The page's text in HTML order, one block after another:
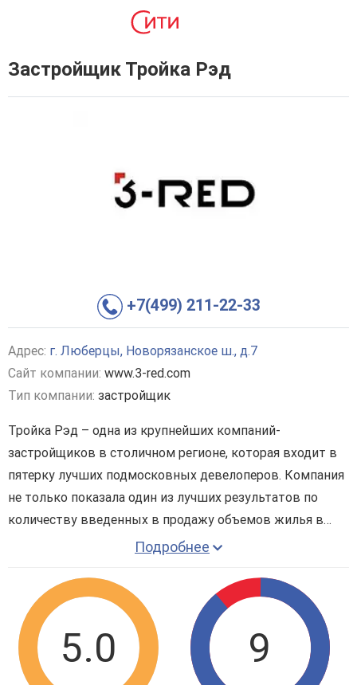
Застройщик Тройка Рэд
+7(499) 211-22-33
Адрес: г. Люберцы, Новорязанское ш., д.7
Сайт компании: www.3-red.com
Тип компании: застройщик
Тройка Рэд – одна из крупнейших компаний-
застройщиков в столичном регионе, которая входит в
пятерку лучших подмосковных девелоперов. Компания
не только показала один из лучших результатов по
количеству введенных в продажу объемов жилья в
2020 году, но и стала первой в рейтинге надежных
застройщиков жилья. При возведении своих жилых
комплексов Тройка Рэд придерживается стандарта «I
LIKE», который предполагает комплексное создание и
освоение новой жилой территории. Сейчас компания
занимается реализацией более 1 млн. квадратных
Подробнее
5.0 9